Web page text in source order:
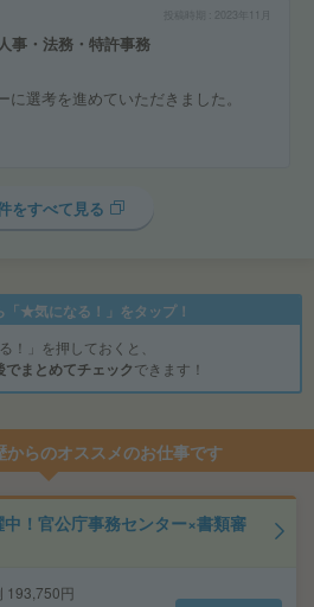
2023年11月
事・法務・特許事務
選考を進めていただきました。
をすべて見る
「★気になる！」をタップ！
！」を押しておくと、
でまとめてチェックできます！
からのオススメのお仕事です
中！官公庁事務センター×書類審
円